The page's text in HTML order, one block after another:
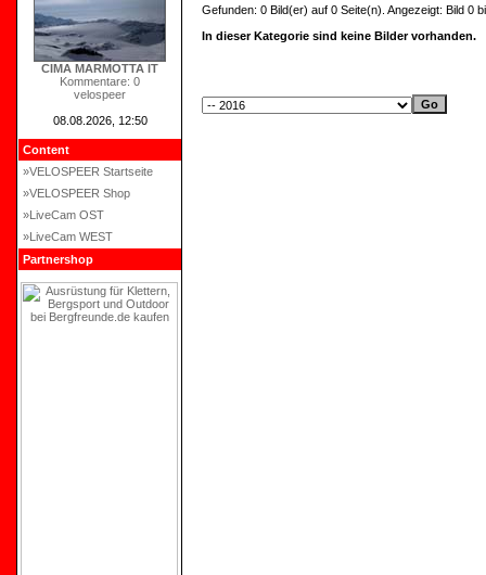
CIMA MARMOTTA IT
Kommentare: 0
velospeer
08.08.2026, 12:50
Content
»VELOSPEER Startseite
»VELOSPEER Shop
»LiveCam OST
»LiveCam WEST
Partnershop
Gefunden: 0 Bild(er) auf 0 Seite(n). Angezeigt: Bild 0
In dieser Kategorie sind keine Bilder vorhanden.